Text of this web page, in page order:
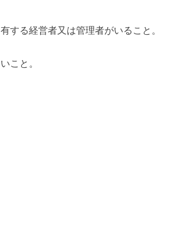
る経営者又は管理者がいること。
こと。